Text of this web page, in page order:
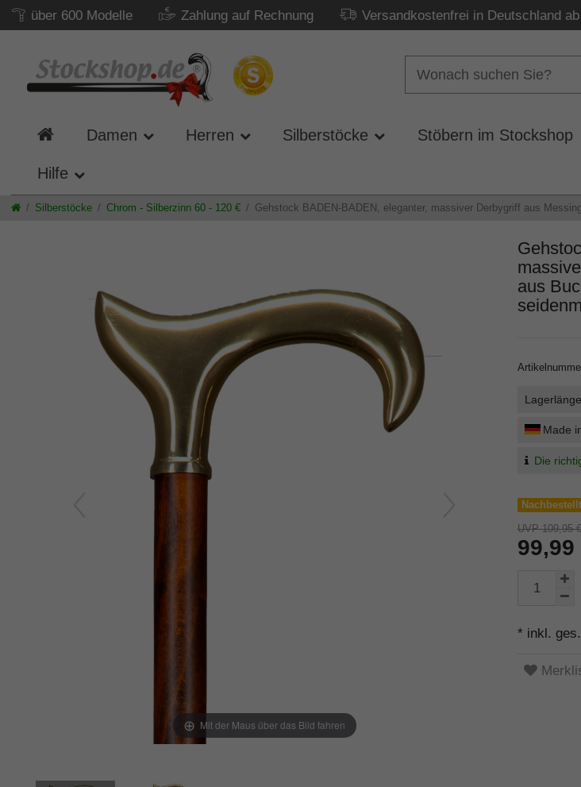
über 600 Modelle Zahlung auf Rechnung Versandkostenfrei in Deutschland
Damen Herren Silberstöcke Stöbern im Stockshop
Hilfe
Silberstöcke Chrom - Silberzinn 60 - 120 € Gehstock BADEN-BADEN, eleganter, massiver Derbygriff aus
Mit der Maus über das Bild fahren
aus
Made
Die
UVP 109,95 €
99,99
* inkl.